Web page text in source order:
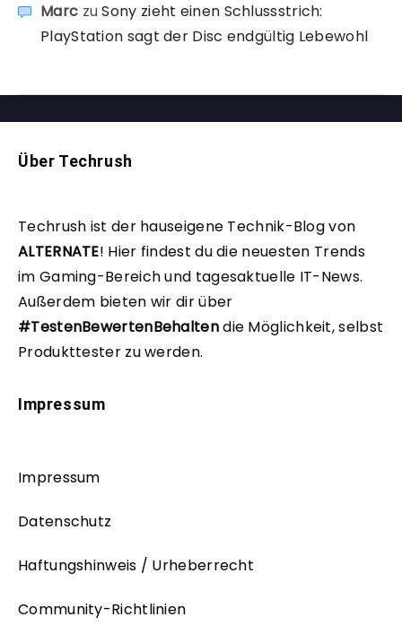
Marc zuSony zieht einen Schlussstrich:
PlayStation sagt der Disc endgültig Lebewohl
Über Techrush
Techrush ist der hauseigene Technik-Blog von
ALTERNATE! Hier findest du die neuesten Trends
im Gaming-Bereich und tagesaktuelle IT-News.
Außerdem bieten wir dir über
#TestenBewertenBehaltendie Möglichkeit, selbst
Produkttester zu werden.
Impressum
Impressum
Datenschutz
Haftungshinweis / Urheberrecht
Community-Richtlinien